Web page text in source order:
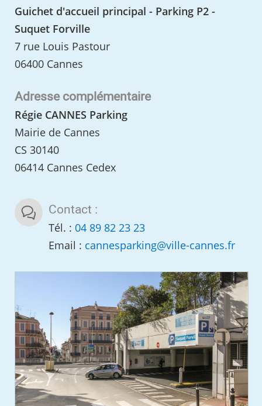
Guichet d'accueil principal - Parking P2 -
Suquet Forville
7 rue Louis Pastour
06400 Cannes
Adresse complémentaire
Régie CANNES Parking
Mairie de Cannes
CS 30140
06414 Cannes Cedex
Contact :
Tél. : 04 89 82 23 23
Email : cannesparking@ville-cannes.fr